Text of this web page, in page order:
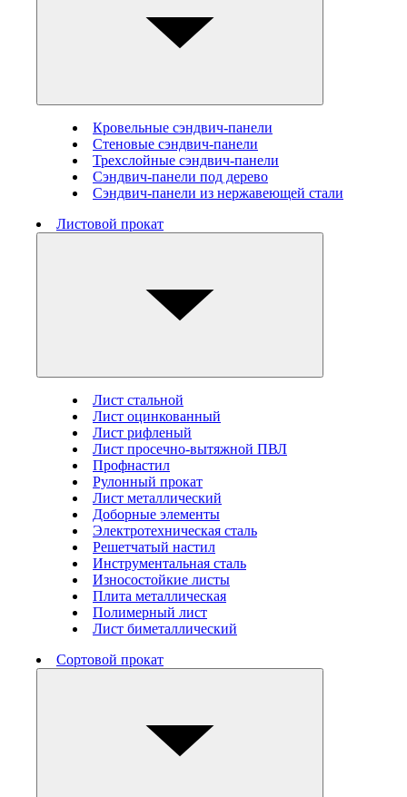
Кровельные сэндвич-панели
Стеновые cэндвич-панели
Трехслойные сэндвич-панели
Сэндвич-панели под дерево
Сэндвич-панели из нержавеющей стали
Листовой прокат
Лист стальной
Лист оцинкованный
Лист рифленый
Лист просечно-вытяжной ПВЛ
Профнастил
Рулонный прокат
Лист металлический
Доборные элементы
Электротехническая сталь
Решетчатый настил
Инструментальная сталь
Износостойкие листы
Плита металлическая
Полимерный лист
Лист биметаллический
Сортовой прокат